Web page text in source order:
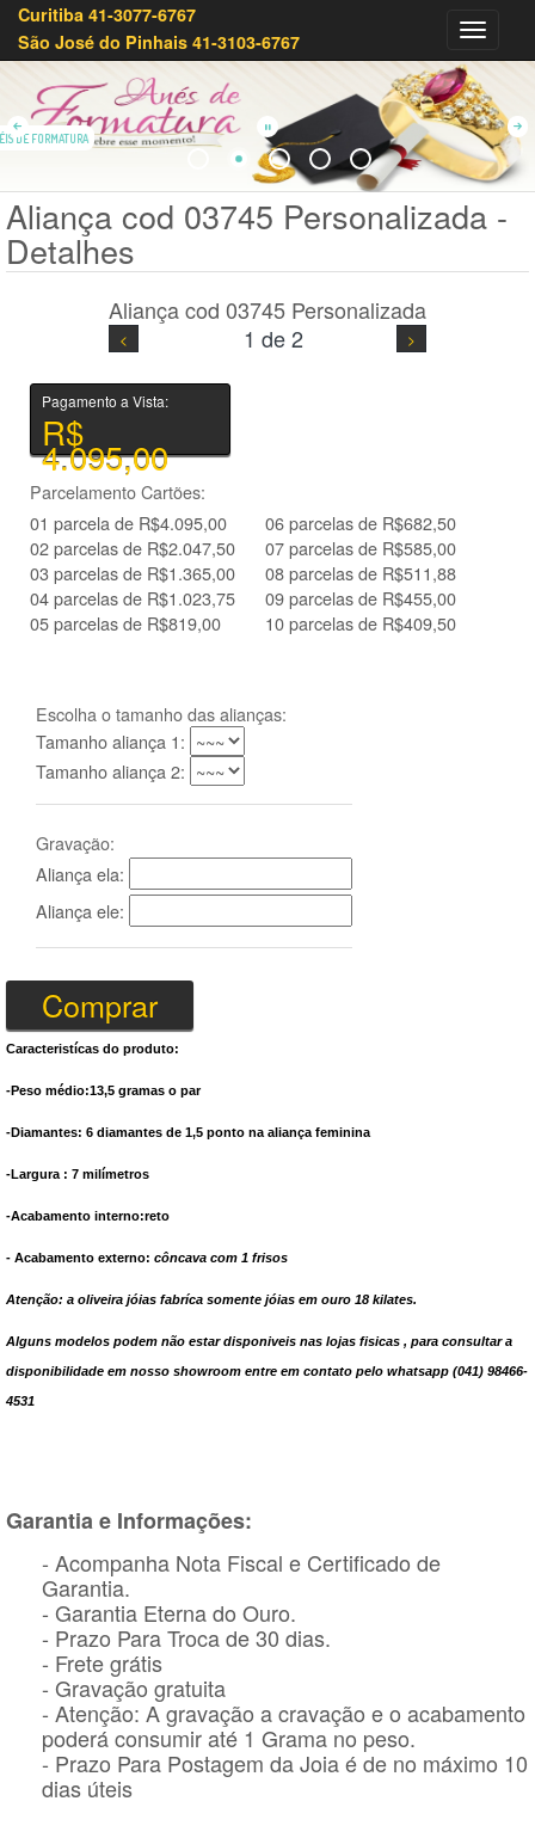
Joias
41-
3233-
7879
Curitiba 41-3077-6767
São José do Pinhais 41-3103-6767
DE FORMATURA
Aliança cod 03745 Personalizada -
Detalhes
Aliança cod 03745 Personalizada
1 de 2
Pagamento a Vista:
R$
4.095,00
Parcelamento Cartões:
01 parcela de R$4.095,00
02 parcelas de R$2.047,50
03 parcelas de R$1.365,00
04 parcelas de R$1.023,75
05 parcelas de R$819,00
06 parcelas de R$682,50
07 parcelas de R$585,00
08 parcelas de R$511,88
09 parcelas de R$455,00
10 parcelas de R$409,50
Escolha o tamanho das alianças:
Tamanho aliança 1:
Tamanho aliança 2:
Gravação:
Aliança ela:
Aliança ele:
Caracteristícas do produto:
-Peso médio:13,5 gramas o par
-Diamantes: 6 diamantes de 1,5 ponto na aliança feminina
-Largura : 7 milímetros
-Acabamento interno:reto
- Acabamento externo: côncava com 1 frisos
Atenção: a oliveira jóias fabríca somente jóias em ouro 18 kilates.
Alguns modelos podem não estar disponiveis nas lojas fisicas , para consultar a
disponibilidade em nosso showroom entre em contato pelo whatsapp (041) 98466-
4531
Garantia e Informações:
- Acompanha Nota Fiscal e Certificado de
Garantia.
- Garantia Eterna do Ouro.
- Prazo Para Troca de 30 dias.
- Frete grátis
- Gravação gratuita
- Atenção: A gravação a cravação e o acabamento
poderá consumir até 1 Grama no peso.
- Prazo Para Postagem da Joia é de no máximo 10
dias úteis